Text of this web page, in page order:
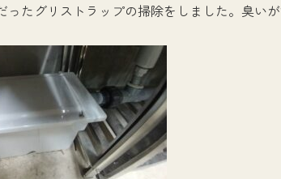
ったグリストラップの掃除をしました。臭い